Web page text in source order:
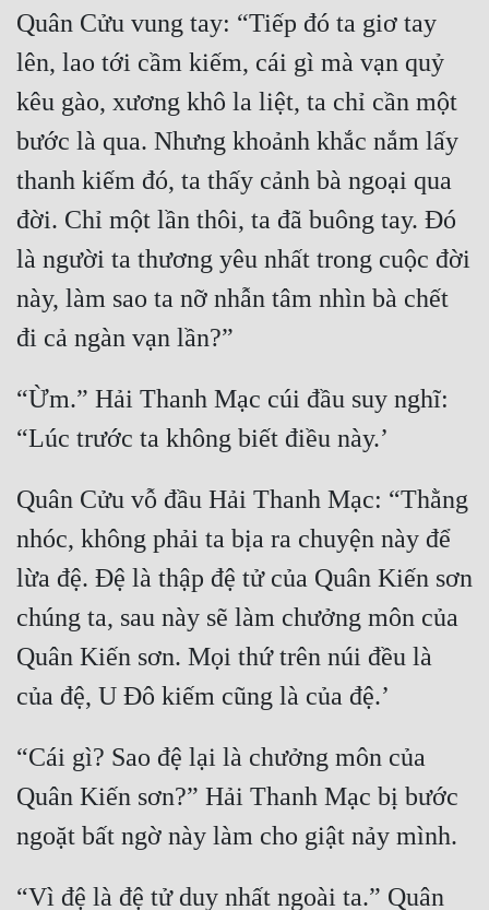
Quân Cửu vung tay: “Tiếp đó ta giơ tay
lên, lao tới cầm kiếm, cái gì mà vạn quỷ
kêu gào, xương khô la liệt, ta chỉ cần một
bước là qua. Nhưng khoảnh khắc nắm lấy
thanh kiếm đó, ta thấy cảnh bà ngoại qua
đời. Chỉ một lần thôi, ta đã buông tay. Đó
là người ta thương yêu nhất trong cuộc đời
này, làm sao ta nỡ nhẫn tâm nhìn bà chết
“Ừm.” Hải Thanh Mạc cúi đầu suy nghĩ:
Quân Cửu vỗ đầu Hải Thanh Mạc: “Thằng
nhóc, không phải ta bịa ra chuyện này để
lừa đệ. Đệ là thập đệ tử của Quân Kiến sơn
chúng ta, sau này sẽ làm chưởng môn của
Quân Kiến sơn. Mọi thứ trên núi đều là
“Cái gì? Sao đệ lại là chưởng môn của
Quân Kiến sơn?” Hải Thanh Mạc bị bước
“Vì đệ là đệ tử duy nhất ngoài ta.” Quân